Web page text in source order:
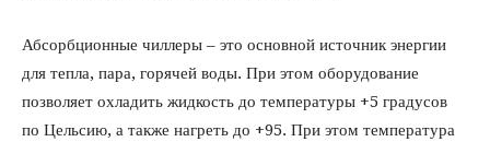
Абсорбционные чиллеры – это основной источник энергии
для тепла, пара, горячей воды. При этом оборудование
позволяет охладить жидкость до температуры +5 градусов
по Цельсию, а также нагреть до +95. При этом температура